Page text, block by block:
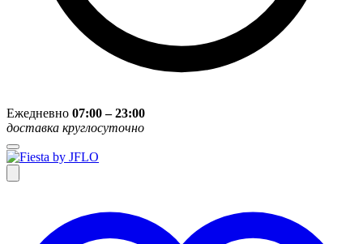
Ежедневно 07:00 – 23:00
доставка круглосуточно